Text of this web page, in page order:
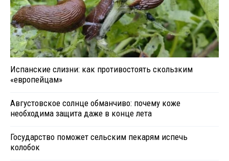
Испанские слизни: как противостоять скользким
«европейцам»
Августовское солнце обманчиво: почему коже
необходима защита даже в конце лета
Государство поможет сельским пекарям испечь
колобок